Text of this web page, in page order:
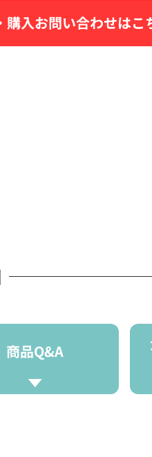
購入お問い合わせはこ
商品Q&A